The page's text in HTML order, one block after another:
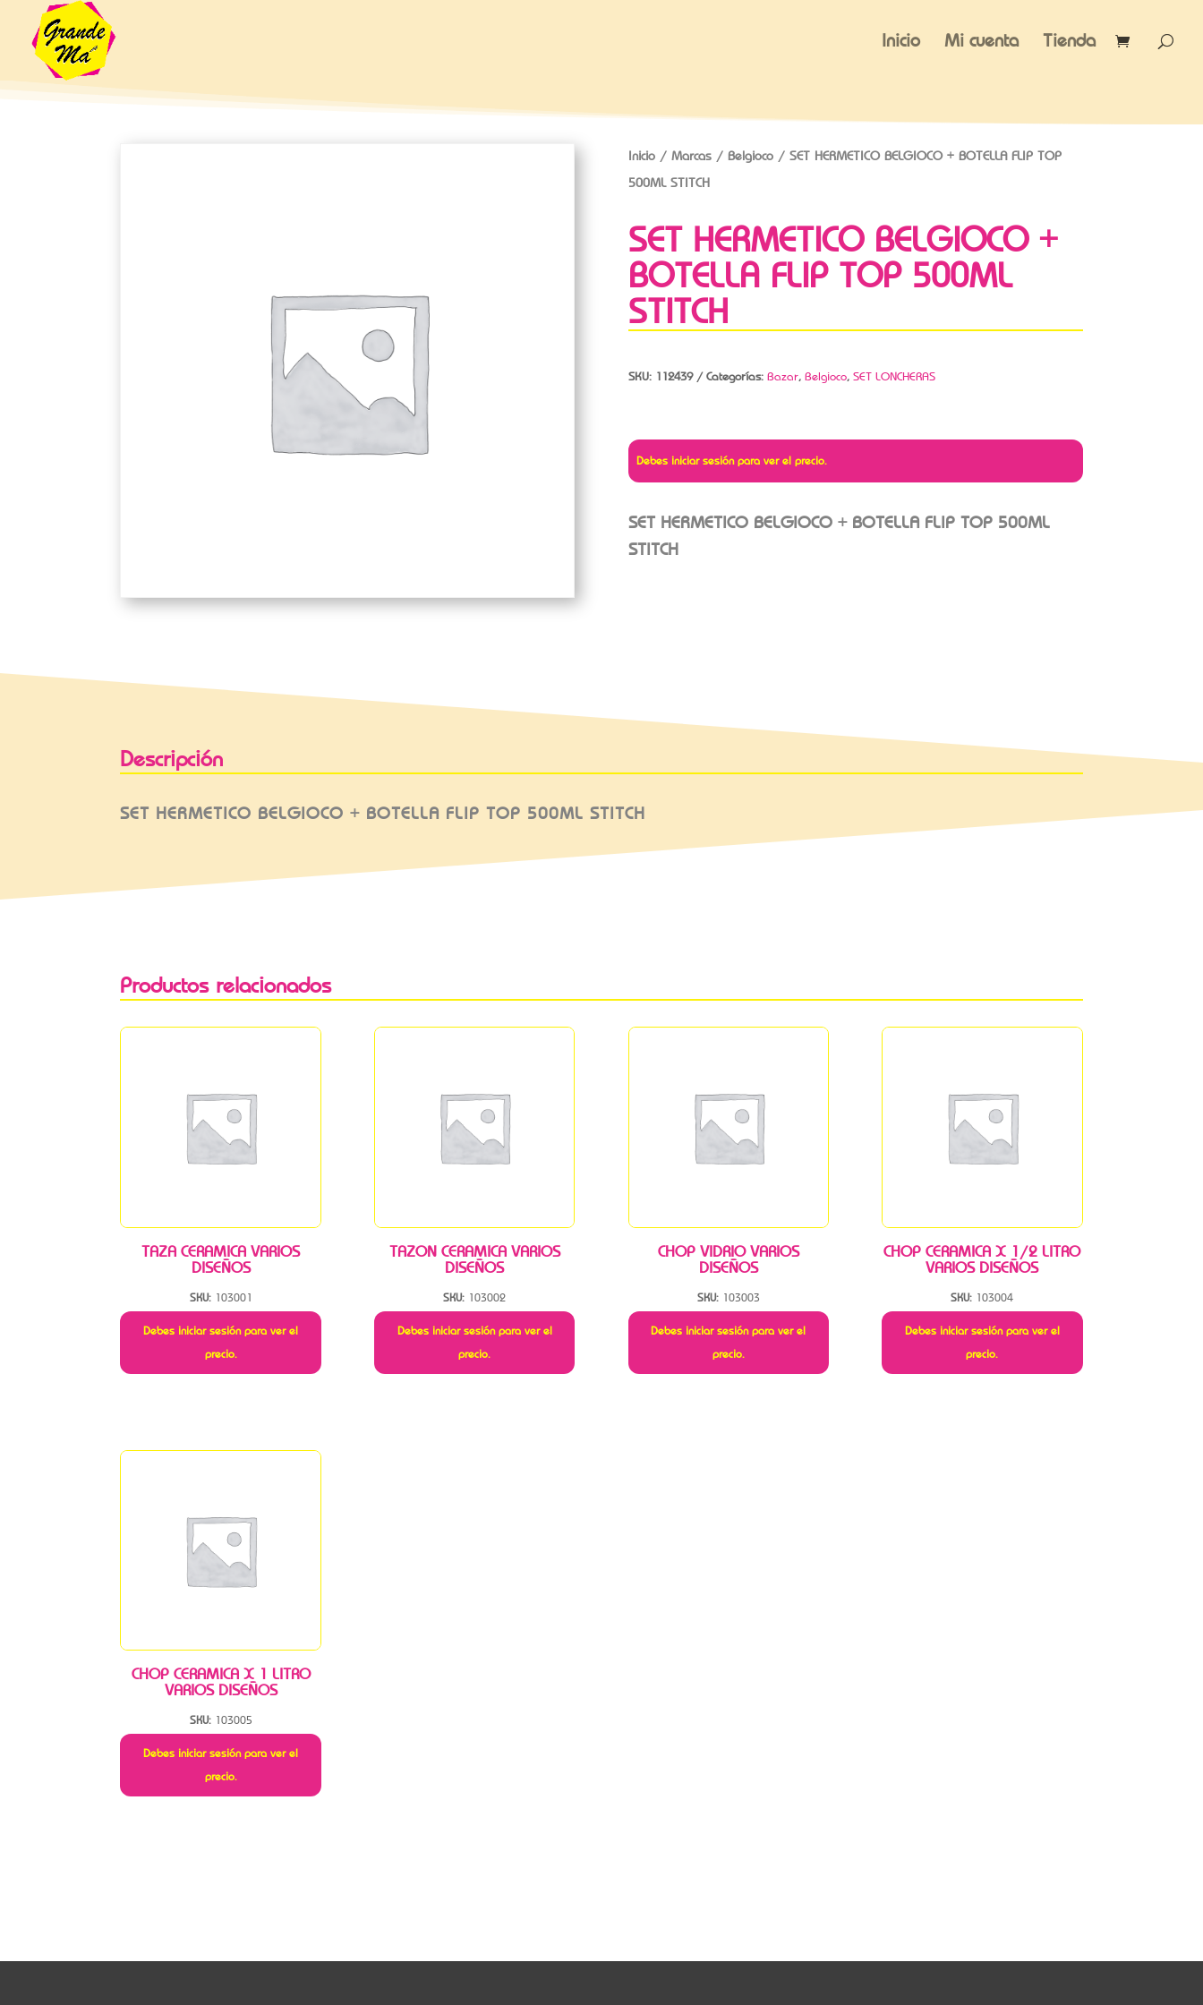
Inicio Mi cuenta Tienda
Inicio/ Marcas/ Belgioco/ SET HERMETICO BELGIOCO + BOTELLA FLIP TOP
500ML STITCH
SET HERMETICO BELGIOCO +
BOTELLA FLIP TOP 500ML
STITCH
SKU: 112439 Categorías: Bazar, Belgioco, SET LONCHERAS
Debes iniciar sesión para ver el precio.
SET HERMETICO BELGIOCO + BOTELLA FLIP TOP 500ML
STITCH
Descripción
SET HERMETICO BELGIOCO + BOTELLA FLIP TOP 500ML STITCH
Productos relacionados
TAZA CERAMICA VARIOS
DISEÑOS
SKU: 103001
Debes iniciar sesión para ver el
precio.
TAZON CERAMICA VARIOS
DISEÑOS
SKU: 103002
Debes iniciar sesión para ver el
precio.
CHOP VIDRIO VARIOS
DISEÑOS
SKU: 103003
Debes iniciar sesión para ver el
precio.
CHOP CERAMICA X 1/2 LITRO
VARIOS DISEÑOS
SKU: 103004
Debes iniciar sesión para ver el
precio.
CHOP CERAMICA X 1 LITRO
VARIOS DISEÑOS
SKU: 103005
Debes iniciar sesión para ver el
precio.